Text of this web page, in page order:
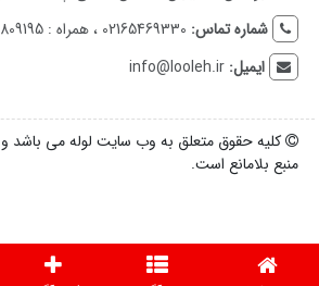
شماره تماس: 02165469330 ، همراه : 09120809195
ایمیل:info@looleh.ir
کلیه حقوق متعلق به وب سایت لوله می باشد و
منبع بلامانع است.